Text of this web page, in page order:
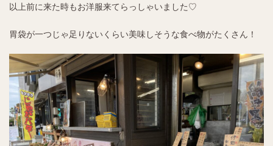
以上前に来た時もお洋服来てらっしゃいました♡
胃袋が一つじゃ足りないくらい美味しそうな食べ物がたくさん！